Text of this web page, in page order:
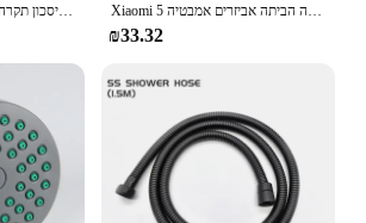
חדש 12 אינץ 'לוח גדול גשם מקלחת ראש גשם גבוה חיסכון תקרה רכוב מקלחת גשם העליון Xiaomi 5 מצבים ראש מקלחת לחץ גבוה ראש מסנן גשם ברז ברז אמבט אמבטיה הביתה אביזרים אמבטיה
₪33.32